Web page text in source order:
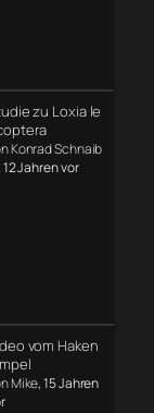
zu Loxia le
Konrad Schnaib
12 Jahren vor
vom Haken
Mike, 15 Jahren